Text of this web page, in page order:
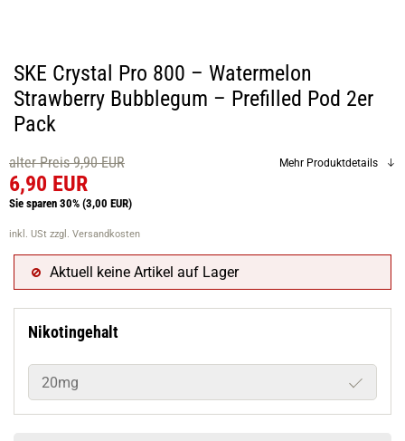
SKE Crystal Pro 800 – Watermelon
Strawberry Bubblegum – Prefilled Pod 2er
Pack
alter Preis 9,90 EUR
6,90 EUR
Sie sparen 30% (3,00 EUR)
inkl. USt zzgl. Versandkosten
Mehr Produktdetails
Aktuell keine Artikel auf Lager
Nikotingehalt
20mg